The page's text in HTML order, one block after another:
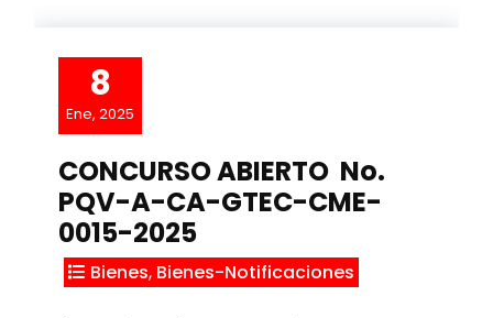
8
Ene, 2025
CONCURSO ABIERTO No.
PQV-A-CA-GTEC-CME-
0015-2025
Bienes, Bienes-Notificaciones